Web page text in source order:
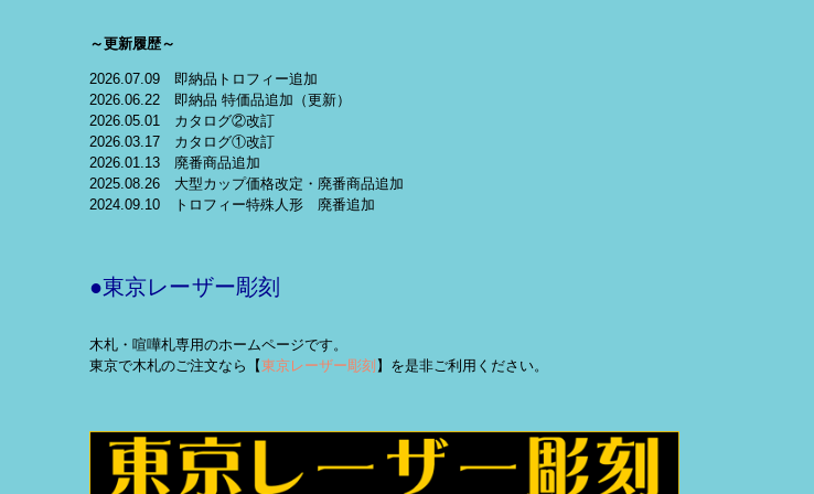
～更新履歴～
2026.07.09 即納品トロフィー追加
2026.06.22 即納品 特価品追加（更新）
2026.05.01 カタログ②改訂
2026.03.17 カタログ①改訂
2026.01.13 廃番商品追加
2025.08.26 大型カップ価格改定・廃番商品追加
2024.09.10 トロフィー特殊人形 廃番追加
●東京レーザー彫刻
木札・喧嘩札専用のホームページです。
東京で木札のご注文なら【東京レーザー彫刻】を是非ご利用ください。